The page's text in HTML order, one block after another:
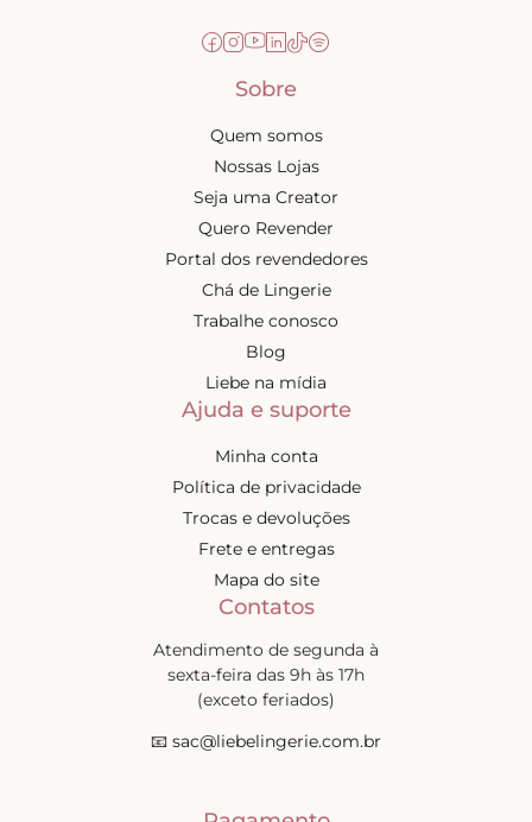
Sobre
Quem somos
Nossas Lojas
Seja uma Creator
Quero Revender
Portal dos revendedores
Chá de Lingerie
Trabalhe conosco
Blog
Liebe na mídia
Ajuda e suporte
Minha conta
Política de privacidade
Trocas e devoluções
Frete e entregas
Mapa do site
Contatos
Atendimento de segunda à
sexta-feira das 9h às 17h
(exceto feriados)
📧 sac@liebelingerie.com.br